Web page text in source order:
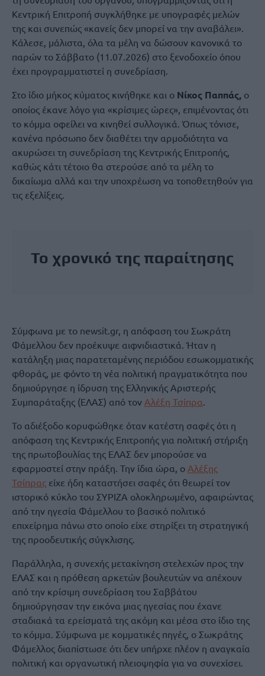
Κεντρική Επιτροπή συγκλήθηκε με υπογραφές μελών
της και συνεπώς «κανείς δεν μπορεί να την αναβάλει».
Κάλεσε, μάλιστα, όλα τα μέλη να δώσουν κανονικά το
παρών το Σάββατο (11.07.2026) στο ξενοδοχείο όπου
έχει προγραμματιστεί η συνεδρίαση.
Στο ίδιο μήκος κύματος κινήθηκε και ο Νίκος Παππάς, ο
οποίος έκανε λόγο για «κρίσιμες ώρες», επιμένοντας ότι
το κόμμα οφείλει να κινηθεί συλλογικά. Όπως τόνισε,
κανένα πρόσωπο δεν διαθέτει την αρμοδιότητα να
ακυρώσει τη συνεδρίαση της Κεντρικής Επιτροπής,
καθώς κάτι τέτοιο θα στερούσε από τα μέλη το
δικαίωμα αλλά και την υποχρέωση να τοποθετηθούν για
τις εξελίξεις.
Το χρονικό της παραίτησης
Σύμφωνα με το newsit.gr, η απόφαση του Σωκράτη
Φάμελλου δεν προέκυψε αιφνιδιαστικά. Ήταν η
κατάληξη μιας παρατεταμένης περιόδου εσωκομματικής
φθοράς, με φόντο τη νέα πολιτική πραγματικότητα που
δημιούργησε η ίδρυση της Ελληνικής Αριστερής
Συμπαράταξης (ΕΛΑΣ) από τον Αλέξη Τσίπρα.
Το αδιέξοδο κορυφώθηκε όταν κατέστη σαφές ότι η
απόφαση της Κεντρικής Επιτροπής για πολιτική στήριξη
της πρωτοβουλίας της ΕΛΑΣ δεν μπορούσε να
εφαρμοστεί στην πράξη. Την ίδια ώρα, ο Αλέξης
Τσίπρας είχε ήδη καταστήσει σαφές ότι θεωρεί τον
ιστορικό κύκλο του ΣΥΡΙΖΑ ολοκληρωμένο, αφαιρώντας
από την ηγεσία Φάμελλου το βασικό πολιτικό
επιχείρημα πάνω στο οποίο είχε στηρίξει τη στρατηγική
της προοδευτικής σύγκλισης.
Παράλληλα, η συνεχής μετακίνηση στελεχών προς την
ΕΛΑΣ και η πρόθεση αρκετών βουλευτών να απέχουν
από την κρίσιμη συνεδρίαση του Σαββάτου
δημιούργησαν την εικόνα μιας ηγεσίας που έχανε
σταδιακά τα ερείσματά της ακόμη και μέσα στο ίδιο της
το κόμμα. Σύμφωνα με κομματικές πηγές, ο Σωκράτης
Φάμελλος διαπίστωσε ότι δεν υπήρχε πλέον η αναγκαία
πολιτική και οργανωτική πλειοψηφία για να συνεχίσει.